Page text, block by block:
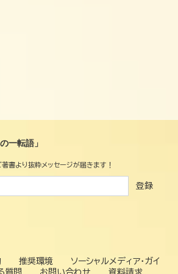
一転語」
書より抜粋メッセージが届きます！
登録
推奨環境
ソーシャルメディア・ガイ